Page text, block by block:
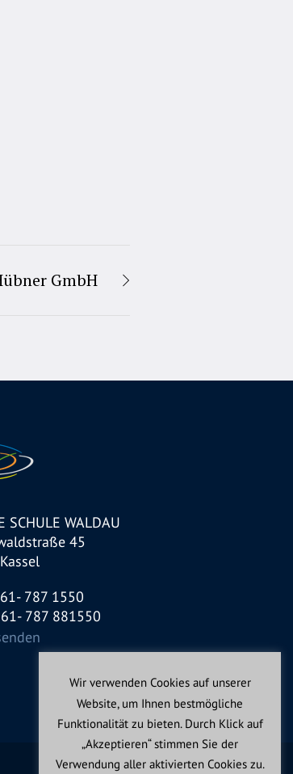
GmbH
SCHULE WALDAU
45
787 1550
787 881550
Wir verwenden Cookies auf unserer
Website, um Ihnen bestmögliche
Funktionalität zu bieten. Durch Klick auf
„Akzeptieren“ stimmen Sie der
Verwendung aller aktivierten Cookies zu.